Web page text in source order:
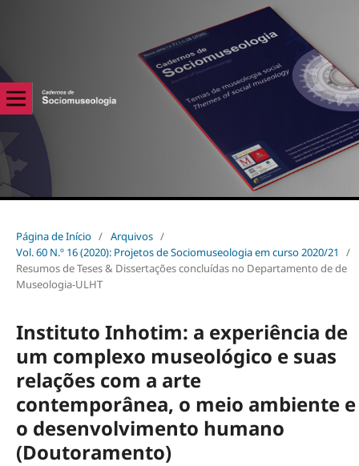
Página de Início / Arquivos /
Vol. 60 N.º 16 (2020): Projetos de Sociomuseologia em curso 2020/21
/
Resumos de Teses & Dissertações concluídas no Departamento de de
Museologia-ULHT
Instituto Inhotim: a experiência de
um complexo museológico e suas
relações com a arte
contemporânea, o meio ambiente e
o desenvolvimento humano
(Doutoramento)